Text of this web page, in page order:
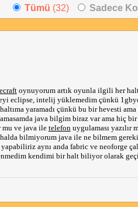
Tümü (32) Sadece
oynuyorum artık oyunla ilgili her
eclipse, intelij yüklemedim çünkü
yaramadı çünkü bu bir hevesti
java bilgim biraz var ama hiç
mu ve java ile telefonuygulaması yazılır
bilmiyorum java ile ne bilmem
aynı anda fabric ve neoforge
kendimi bir halt biliyor olarak